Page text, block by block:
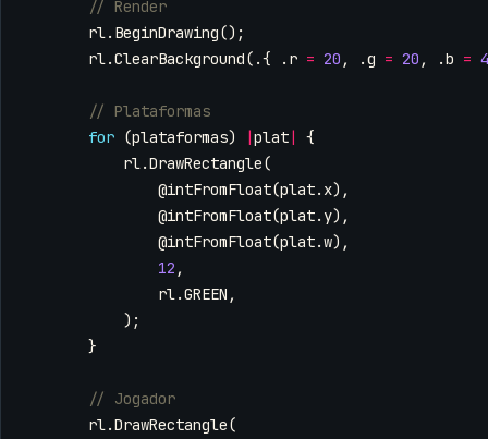
rl. BeginDrawing();
rl.ClearBackground(.{ . r = 20 , .g = 20 , .b =
for (plataformas) |plat|
{
rl.DrawRectangle(
@intFromFloat(plat. x),
@intFromFloat(plat. y),
@intFromFloat(plat.w),
12 ,
rl.GREEN ,
);
}
rl.DrawRectangle(